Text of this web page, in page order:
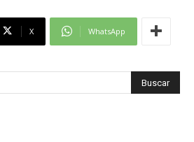
X WhatsApp